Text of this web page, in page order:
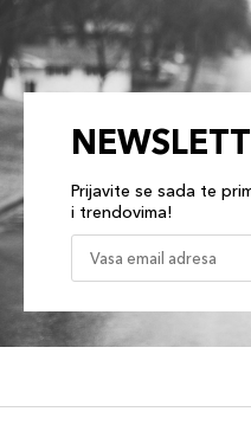
Prijavite se sada te
i trendovima!